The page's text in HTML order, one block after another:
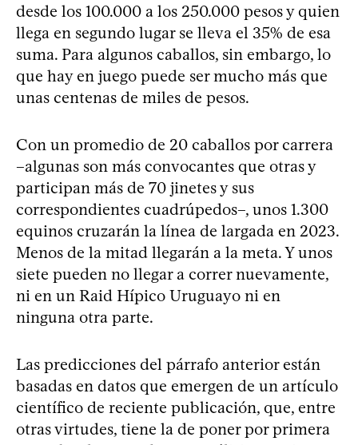
desde los 100.000 a los 250.000 pesos y quien
llega en segundo lugar se lleva el 35% de esa
suma. Para algunos caballos, sin embargo, lo
que hay en juego puede ser mucho más que
unas centenas de miles de pesos.
Con un promedio de 20 caballos por carrera
–algunas son más convocantes que otras y
participan más de 70 jinetes y sus
correspondientes cuadrúpedos–, unos 1.300
equinos cruzarán la línea de largada en 2023.
Menos de la mitad llegarán a la meta. Y unos
siete pueden no llegar a correr nuevamente,
ni en un Raid Hípico Uruguayo ni en
ninguna otra parte.
Las predicciones del párrafo anterior están
basadas en datos que emergen de un artículo
científico de reciente publicación, que, entre
otras virtudes, tiene la de poner por primera